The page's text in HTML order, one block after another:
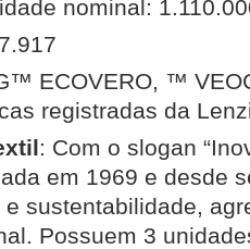
nominal:
ECOVERO, ™
registradas da
: Com o slogan
em 1969 e desde
sustentabilidade,
Possuem 3